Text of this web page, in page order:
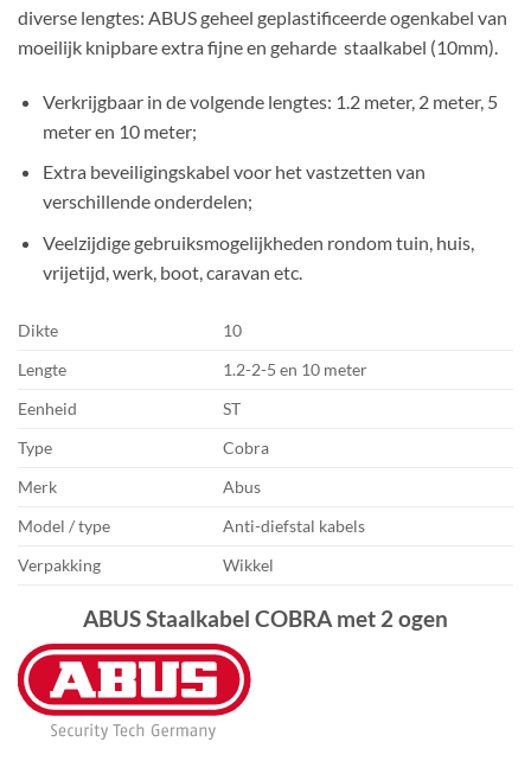
diverse lengtes: ABUS geheel geplastificeerde ogenkabel van
moeilijk knipbare extra fijne en geharde staalkabel (10mm).
Verkrijgbaar in de volgende lengtes: 1.2 meter, 2 meter, 5
meter en 10 meter;
Extra beveiligingskabel voor het vastzetten van
verschillende onderdelen;
Veelzijdige gebruiksmogelijkheden rondom tuin, huis,
vrijetijd, werk, boot, caravan etc.
Dikte
10
Lengte
1.2-2-5 en 10 meter
Eenheid
ST
Type
Cobra
Merk
Abus
Model / type
Anti-diefstal kabels
Verpakking
Wikkel
ABUS Staalkabel COBRA met 2 ogen